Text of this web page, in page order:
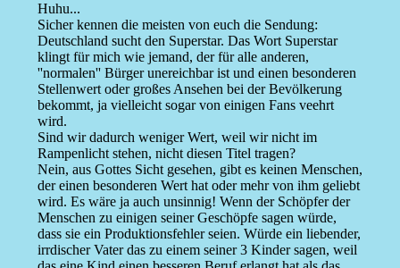
Huhu...
Sicher kennen die meisten von euch die Sendung:
Deutschland sucht den Superstar. Das Wort Superstar
klingt für mich wie jemand, der für alle anderen,
''normalen'' Bürger unereichbar ist und einen besonderen
Stellenwert oder großes Ansehen bei der Bevölkerung
bekommt, ja vielleicht sogar von einigen Fans veehrt
wird.
Sind wir dadurch weniger Wert, weil wir nicht im
Rampenlicht stehen, nicht diesen Titel tragen?
Nein, aus Gottes Sicht gesehen, gibt es keinen Menschen,
der einen besonderen Wert hat oder mehr von ihm geliebt
wird. Es wäre ja auch unsinnig! Wenn der Schöpfer der
Menschen zu einigen seiner Geschöpfe sagen würde,
dass sie ein Produktionsfehler seien. Würde ein liebender,
irrdischer Vater das zu einem seiner 3 Kinder sagen, weil